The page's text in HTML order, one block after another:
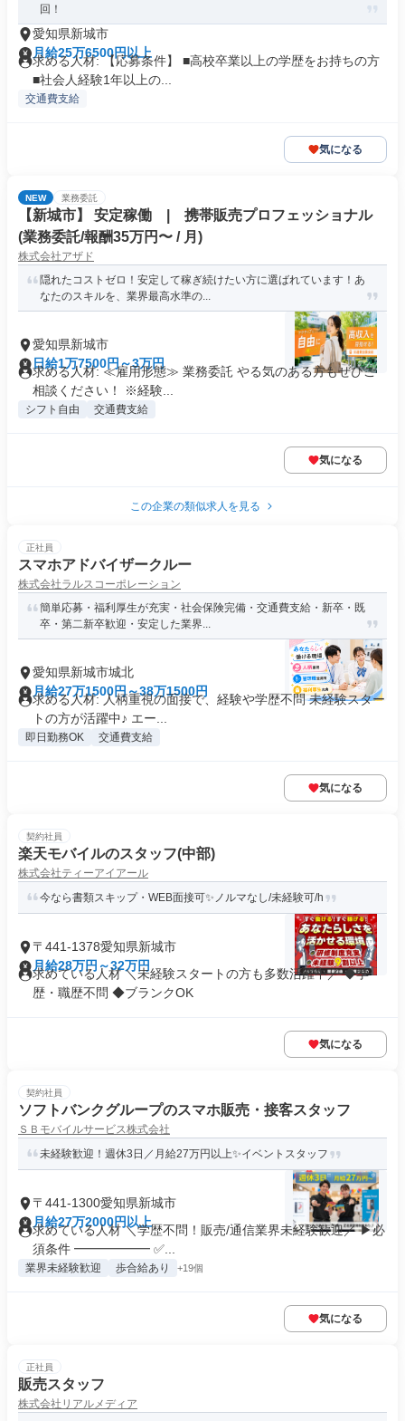
回！
愛知県新城市
月給25万6500円以上
求める人材: 【応募条件】 ■高校卒業以上の学歴をお持ちの方
■社会人経験1年以上の...
交通費支給
気になる
NEW 業務委託
【新城市】 安定稼働 | 携帯販売プロフェッショナル
(業務委託/報酬35万円〜 / 月)
株式会社アザド
隠れたコストゼロ！安定して稼ぎ続けたい方に選ばれています！あ
なたのスキルを、業界最高水準の...
愛知県新城市
日給1万7500円～3万円
求める人材: ≪雇用形態≫ 業務委託 やる気のある方もぜひご
相談ください！ ※経験...
シフト自由 交通費支給
気になる
この企業の類似求人を見る
正社員
スマホアドバイザークルー
株式会社ラルスコーポレーション
簡単応募・福利厚生が充実・社会保険完備・交通費支給・新卒・既
卒・第二新卒歓迎・安定した業界...
愛知県新城市城北
月給27万1500円～38万1500円
求める人材: 人柄重視の面接で、経験や学歴不問 未経験スター
トの方が活躍中♪ エー...
即日勤務OK 交通費支給
気になる
契約社員
楽天モバイルのスタッフ(中部)
株式会社ティーアイアール
今なら書類スキップ・WEB面接可✨️ノルマなし/未経験可/h
〒441-1378愛知県新城市
月給28万円～32万円
求めている人材 ＼未経験スタートの方も多数活躍中／ ◆学
歴・職歴不問 ◆ブランクOK
気になる
契約社員
ソフトバンクグループのスマホ販売・接客スタッフ
ＳＢモバイルサービス株式会社
未経験歓迎！週休3日／月給27万円以上✨イベントスタッフ
〒441-1300愛知県新城市
月給27万2000円以上
求めている人材 ＼学歴不問！販売/通信業界未経験歓迎／ ▶必
須条件 ━━━━━━ ✅...
業界未経験歓迎 歩合給あり +19個
気になる
正社員
販売スタッフ
株式会社リアルメディア